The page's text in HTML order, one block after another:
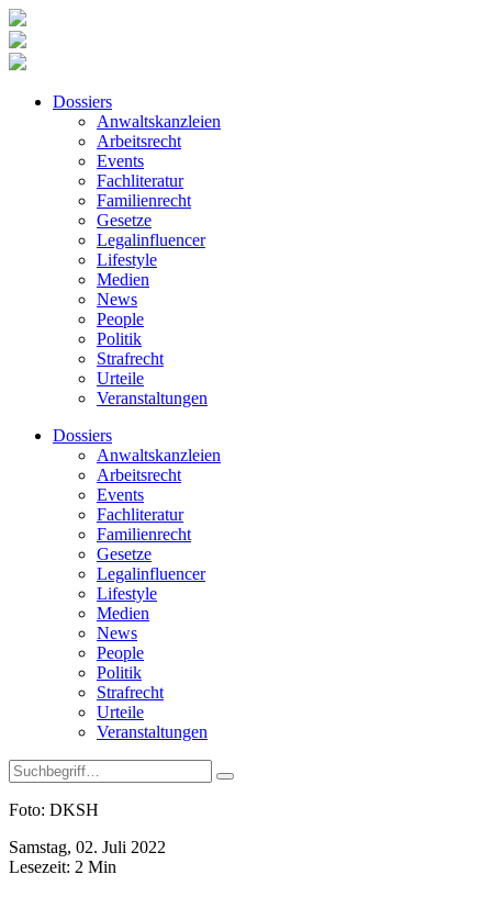
Dossiers
Anwaltskanzleien
Arbeitsrecht
Events
Fachliteratur
Familienrecht
Gesetze
Legalinfluencer
Lifestyle
Medien
News
People
Politik
Strafrecht
Urteile
Veranstaltungen
Dossiers
Anwaltskanzleien
Arbeitsrecht
Events
Fachliteratur
Familienrecht
Gesetze
Legalinfluencer
Lifestyle
Medien
News
People
Politik
Strafrecht
Urteile
Veranstaltungen
Foto: DKSH
Samstag, 02. Juli 2022
Lesezeit: 2 Min